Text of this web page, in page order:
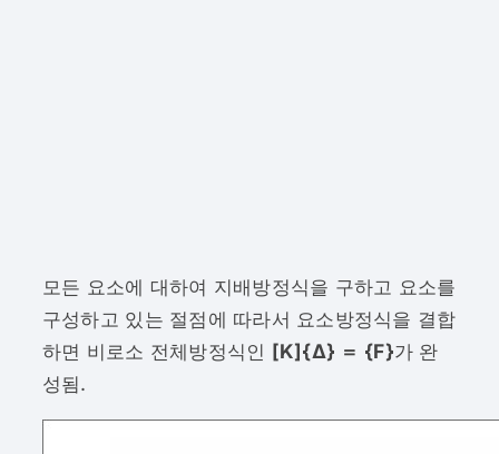
모든 요소에 대하여 지배방정식을 구하고 요소를
구성하고 있는 절점에 따라서 요소방정식을 결합
하면 비로소 전체방정식인 [K]{Δ} ＝ {F}가 완
성됨.